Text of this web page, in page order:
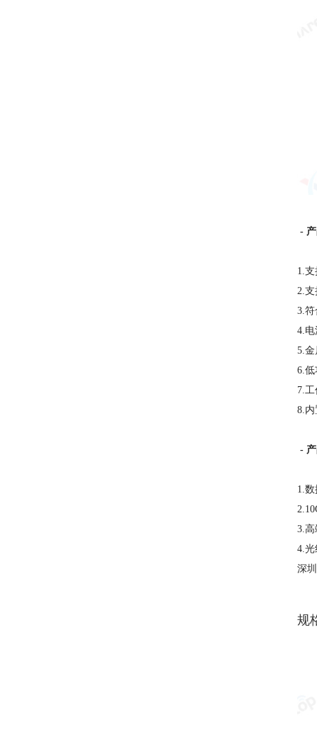
-
1.
2.
3.符
4.电
5.
6.低
7.
8.
-
1.
3.
4.
深
规